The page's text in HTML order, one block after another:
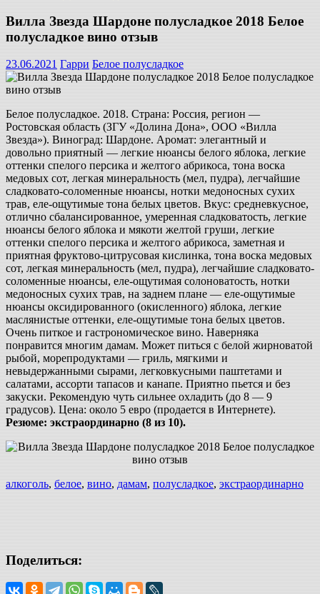
Вилла Звезда Шардоне полусладкое 2018 Белое
полусладкое вино отзыв
23.06.2021 Гарри Белое полусладкое
Белое полусладкое. 2018. Страна: Россия, регион —
Ростовская область (ЗГУ «Долина Дона», ООО «Вилла
Звезда»). Виноград: Шардоне. Аромат: элегантный и
довольно приятный — легкие нюансы белого яблока, легкие
оттенки спелого персика и желтого абрикоса, тона воска
медовых сот, легкая минеральность (мел, пудра), легчайшие
сладковато-соломенные нюансы, нотки медоносных сухих
трав, еле-ощутимые тона белых цветов. Вкус: средневкусное,
отлично сбалансированное, умеренная сладковатость, легкие
нюансы белого яблока и мякоти желтой груши, легкие
оттенки спелого персика и желтого абрикоса, заметная и
приятная фруктово-цитрусовая кислинка, тона воска медовых
сот, легкая минеральность (мел, пудра), легчайшие сладковато-
соломенные нюансы, еле-ощутимая солоноватость, нотки
медоносных сухих трав, на заднем плане — еле-ощутимые
нюансы оксидированного (окисленного) яблока, легкие
маслянистые оттенки, еле-ощутимые тона белых цветов.
Очень питкое и гастрономическое вино. Наверняка
понравится многим дамам. Может питься с белой жирноватой
рыбой, морепродуктами — гриль, мягкими и
невыдержанными сырами, легковкусными паштетами и
салатами, ассорти тапасов и канапе. Приятно пьется и без
закуски. Рекомендую чуть сильнее охладить (до 8 — 9
градусов). Цена: около 5 евро (продается в Интернете).
Резюме: экстраординарно (8 из 10).
алкоголь, белое, вино, дамам, полусладкое, экстраординарно
Поделиться: